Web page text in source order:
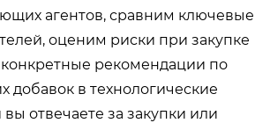
агентов, сравним ключевые
оценим риски при закупке
рекомендации по
добавок в технологические
отвечаете за закупки или